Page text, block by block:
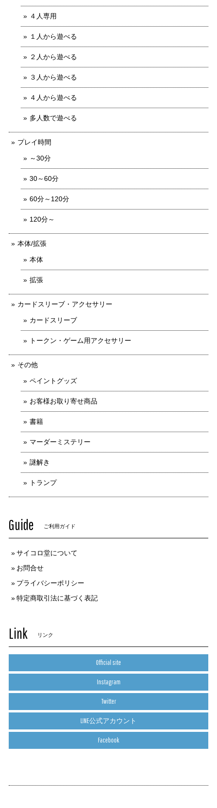
４人専用
１人から遊べる
２人から遊べる
３人から遊べる
４人から遊べる
多人数で遊べる
プレイ時間
～30分
30～60分
60分～120分
120分～
本体/拡張
本体
拡張
カードスリーブ・アクセサリー
カードスリーブ
トークン・ゲーム用アクセサリー
その他
ペイントグッズ
お客様お取り寄せ商品
書籍
マーダーミステリー
謎解き
トランプ
Guide ご利用ガイド
サイコロ堂について
お問合せ
プライバシーポリシー
特定商取引法に基づく表記
Link リンク
Official site
Instagram
Twitter
LINE公式アカウント
Facebook